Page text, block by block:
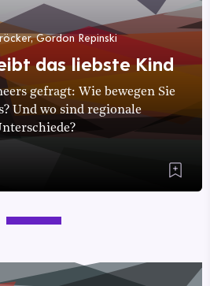
Gordon Repinski
das liebste Kind
gefragt: Wie bewegen Sie
Und wo sind regionale